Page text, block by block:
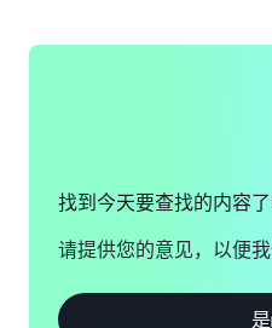
找到今天要查找的内容了
请提供您的意见，以便
是